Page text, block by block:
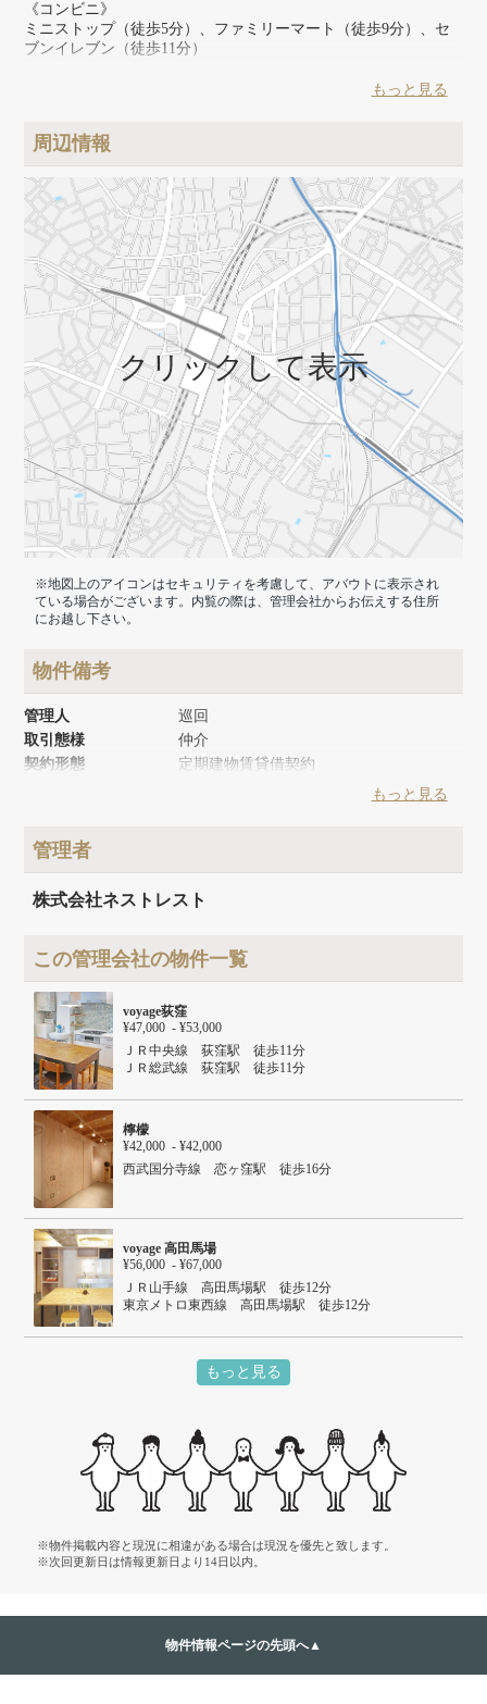
《コンビニ》
ミニストップ（徒歩5分）、ファミリーマート（徒歩9分）、セ
ブンイレブン（徒歩11分）
《その他》
分）、スギドラッグ（徒歩18分）、ダイソー（徒歩10分）、郵
便局（徒歩14分）
もっと見る
周辺情報
クリックして表示
※地図上のアイコンはセキュリティを考慮して、アバウトに表示され
ている場合がございます。内覧の際は、管理会社からお伝えする住所
にお越し下さい。
物件備考
管理人
巡回
取引態様
仲介
契約形態
定期建物賃貸借契約
建物構造
建物階数
もっと見る
管理者
株式会社ネストレスト
この管理会社の物件一覧
voyage荻窪
¥47,000 - ¥53,000
ＪＲ中央線 荻窪駅 徒歩11分
ＪＲ総武線 荻窪駅 徒歩11分
檸檬
¥42,000 - ¥42,000
西武国分寺線 恋ヶ窪駅 徒歩16分
voyage 高田馬場
¥56,000 - ¥67,000
ＪＲ山手線 高田馬場駅 徒歩12分
東京メトロ東西線 高田馬場駅 徒歩12分
東京メトロ東西線 落合駅 徒歩12分
もっと見る
※物件掲載内容と現況に相違がある場合は現況を優先と致します。
※次回更新日は情報更新日より14日以内。
物件情報ページの先頭へ▲